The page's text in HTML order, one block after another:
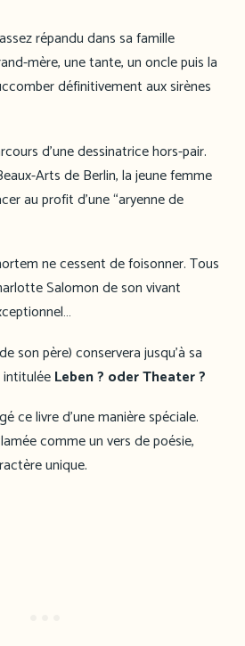
répandu dans sa famille
mère, une tante, un oncle puis la
définitivement aux sirènes
d’une dessinatrice hors-pair.
Arts de Berlin, la jeune femme
au profit d’une “aryenne de
ne cessent de foisonner. Tous
Salomon de son vivant
son père) conservera jusqu’à sa
Leben ? oder Theater ?
ce livre d’une manière spéciale.
comme un vers de poésie,
unique.